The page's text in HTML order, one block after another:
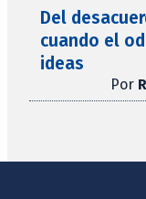
Del
cuando el
ideas
Por